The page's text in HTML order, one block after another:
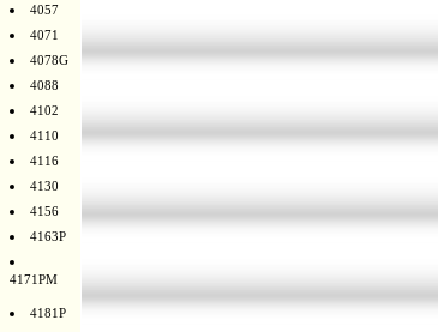
4057
4071
4078G
4088
4102
4110
4116
4130
4156
4163P
4171PM
4181P